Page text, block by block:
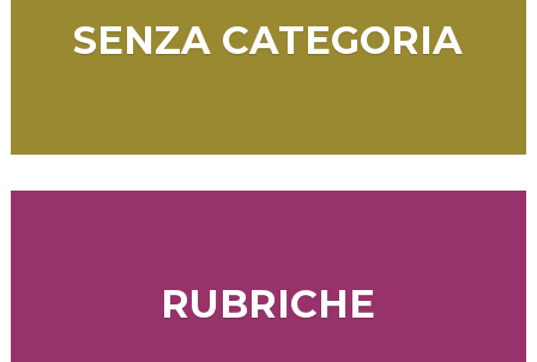
SENZA CATEGORIA
RUBRICHE